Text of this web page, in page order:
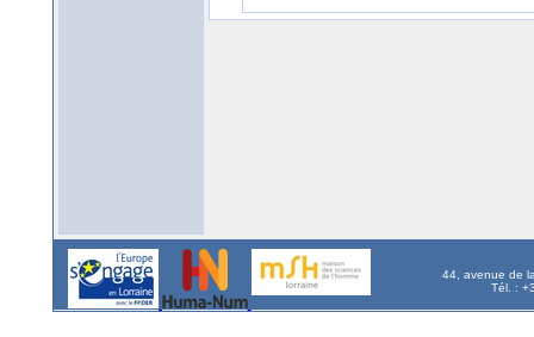
44, avenue de
Tél. :